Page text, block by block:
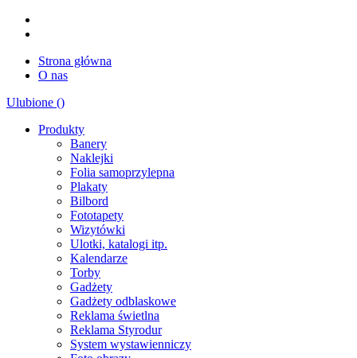
Strona główna
O nas
Ulubione ()
Produkty
Banery
Naklejki
Folia samoprzylepna
Plakaty
Bilbord
Fototapety
Wizytówki
Ulotki, katalogi itp.
Kalendarze
Torby
Gadżety
Gadżety odblaskowe
Reklama świetlna
Reklama Styrodur
System wystawienniczy